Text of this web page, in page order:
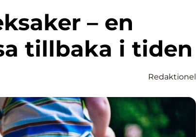
tillbaka i tiden
Redaktionel